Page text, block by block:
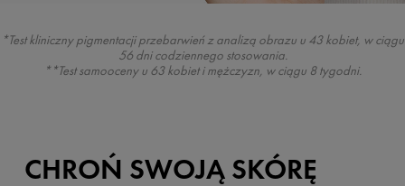
*Test kliniczny pigmentacji przebarwień z analizą obrazu u 43 kobiet, w ciągu
56 dni codziennego stosowania.
**Test samooceny u 63 kobiet i mężczyzn, w ciągu 8 tygodni.
CHROŃ SWOJĄ SKÓRĘ